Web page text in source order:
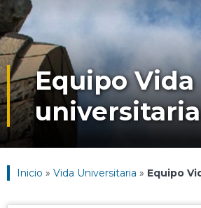
Equipo Vida
universitaria
Inicio » Vida Universitaria » Equipo